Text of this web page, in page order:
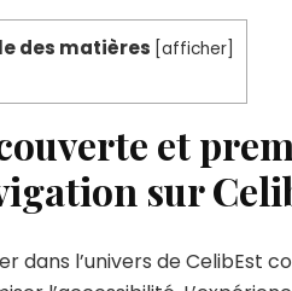
des matières [afficher]
et
sur
dans l’univers de CelibEst